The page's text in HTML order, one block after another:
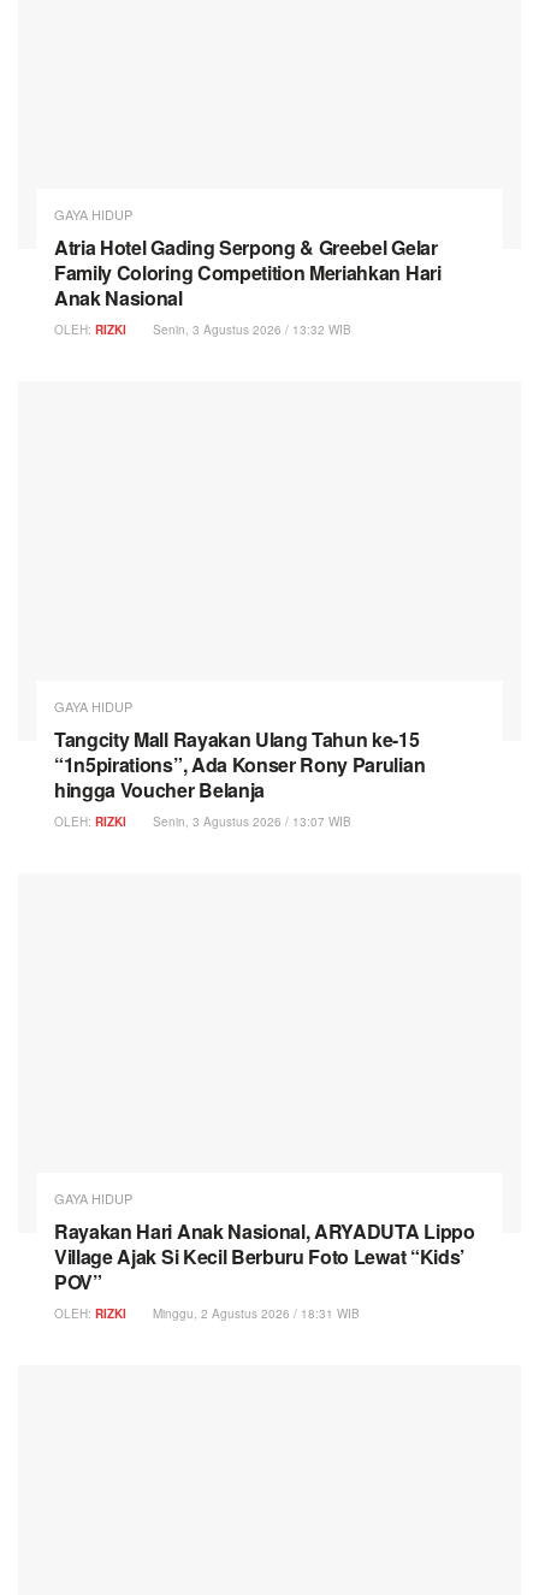
GAYA HIDUP
Atria Hotel Gading Serpong & Greebel Gelar
Family Coloring Competition Meriahkan Hari
Anak Nasional
OLEH: RIZKI Senin, 3 Agustus 2026 / 13:32 WIB
GAYA HIDUP
Tangcity Mall Rayakan Ulang Tahun ke-15
“1n5pirations”, Ada Konser Rony Parulian
hingga Voucher Belanja
OLEH: RIZKI Senin, 3 Agustus 2026 / 13:07 WIB
GAYA HIDUP
Rayakan Hari Anak Nasional, ARYADUTA Lippo
Village Ajak Si Kecil Berburu Foto Lewat “Kids’
POV”
OLEH: RIZKI Minggu, 2 Agustus 2026 / 18:31 WIB